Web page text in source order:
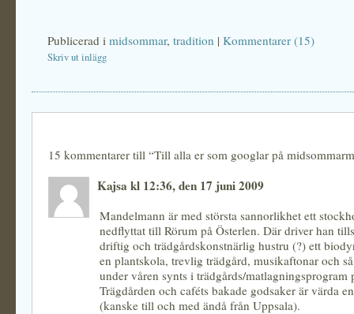
Publicerad i midsommar, tradition | Kommentarer (15)
Skriv ut inlägg
15 kommentarer till “Till alla er som googlar på
Kajsa kl 12:36, den 17 juni 2009
Mandelmann är med största sannorlikhet ett
nedflyttat till Rörum på Österlen. Där driver han
driftig och trädgårdskonstnärlig hustru (?) ett
en plantskola, trevlig trädgård, musikaftonar och
under våren synts i trädgårds/matlagningsprogram
Trägdården och caféts bakade godsaker är värda
(kanske till och med ändå från Uppsala).